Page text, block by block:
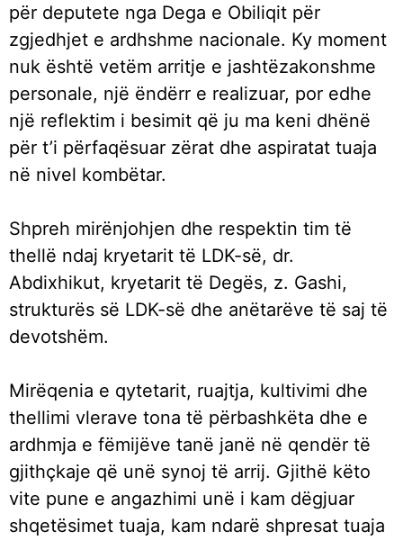
për deputete nga Dega e Obiliqit për
zgjedhjet e ardhshme nacionale. Ky moment
nuk është vetëm arritje e jashtëzakonshme
personale, një ëndërr e realizuar, por edhe
një reflektim i besimit që ju ma keni dhënë
për t’i përfaqësuar zërat dhe aspiratat tuaja
në nivel kombëtar.
Shpreh mirënjohjen dhe respektin tim të
thellë ndaj kryetarit të LDK-së, dr.
Abdixhikut, kryetarit të Degës, z. Gashi,
strukturës së LDK-së dhe anëtarëve të saj të
devotshëm.
Mirëqenia e qytetarit, ruajtja, kultivimi dhe
thellimi vlerave tona të përbashkëta dhe e
ardhmja e fëmijëve tanë janë në qendër të
gjithçkaje që unë synoj të arrij. Gjithë këto
vite pune e angazhimi unë i kam dëgjuar
shqetësimet tuaja, kam ndarë shpresat tuaja